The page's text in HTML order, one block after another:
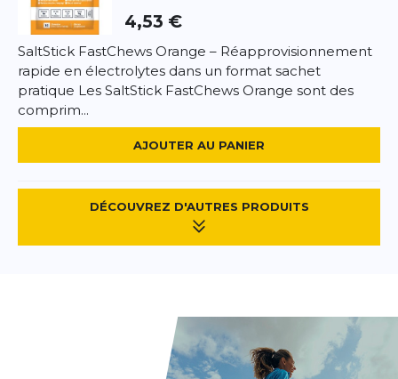
4,53 €
SaltStick FastChews Orange – Réapprovisionnement
rapide en électrolytes dans un format sachet
pratique Les SaltStick FastChews Orange sont des
comprim...
AJOUTER AU PANIER
DÉCOUVREZ D'AUTRES PRODUITS